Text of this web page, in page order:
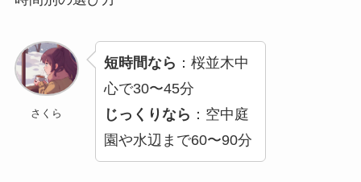
さくら
短時間なら ：桜並木中
心で30〜45分
じっくりなら ：空中庭
園や水辺まで60〜90分